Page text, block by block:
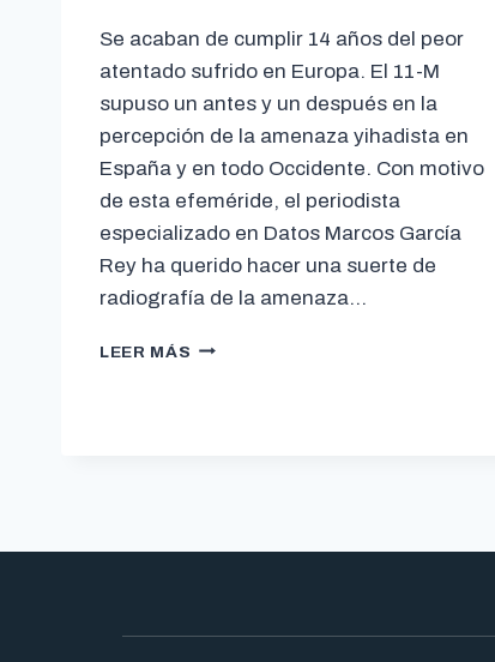
Se acaban de cumplir 14 años del peor
atentado sufrido en Europa. El 11-M
supuso un antes y un después en la
percepción de la amenaza yihadista en
España y en todo Occidente. Con motivo
de esta efeméride, el periodista
especializado en Datos Marcos García
Rey ha querido hacer una suerte de
radiografía de la amenaza…
LEER MÁS